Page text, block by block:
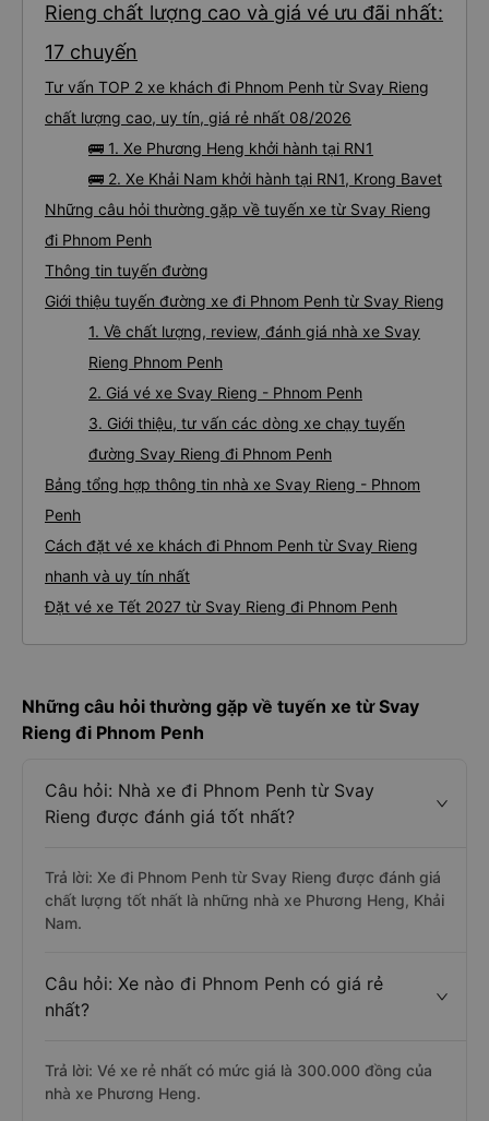
Rieng chất lượng cao và giá vé ưu đãi nhất:
17 chuyến
Tư vấn TOP 2 xe khách đi Phnom Penh từ Svay Rieng
chất lượng cao, uy tín, giá rẻ nhất 08/2026
🚌 1. Xe Phương Heng khởi hành tại RN1
🚌 2. Xe Khải Nam khởi hành tại RN1, Krong Bavet
Những câu hỏi thường gặp về tuyến xe từ Svay Rieng
đi Phnom Penh
Thông tin tuyến đường
Giới thiệu tuyến đường xe đi Phnom Penh từ Svay Rieng
1. Về chất lượng, review, đánh giá nhà xe Svay
Rieng Phnom Penh
2. Giá vé xe Svay Rieng - Phnom Penh
3. Giới thiệu, tư vấn các dòng xe chạy tuyến
đường Svay Rieng đi Phnom Penh
Bảng tổng hợp thông tin nhà xe Svay Rieng - Phnom
Penh
Cách đặt vé xe khách đi Phnom Penh từ Svay Rieng
nhanh và uy tín nhất
Đặt vé xe Tết 2027 từ Svay Rieng đi Phnom Penh
Những câu hỏi thường gặp về tuyến xe từ Svay
Rieng đi Phnom Penh
Câu hỏi: Nhà xe đi Phnom Penh từ Svay
Rieng được đánh giá tốt nhất?
Trả lời: Xe đi Phnom Penh từ Svay Rieng được đánh giá
chất lượng tốt nhất là những nhà xe Phương Heng, Khải
Nam.
Câu hỏi: Xe nào đi Phnom Penh có giá rẻ
nhất?
Trả lời: Vé xe rẻ nhất có mức giá là 300.000 đồng của
nhà xe Phương Heng.